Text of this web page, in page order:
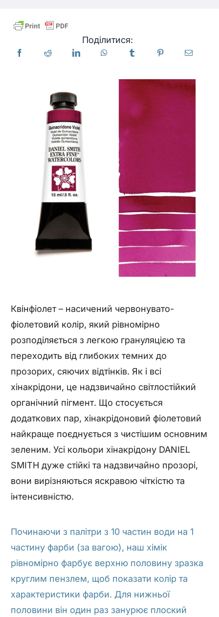
Продукти
Події
Знайти роздрібного продавця
Зв'яжіться з нами
Підписатися
Поділитися:
Квінфіолет – насичений червонувато-
фіолетовий колір, який рівномірно
розподіляється з легкою грануляцією та
переходить від глибоких темних до
прозорих, сяючих відтінків. Як і всі
хінакрідони, це надзвичайно світлостійкий
органічний пігмент. Що стосується
додаткових пар, хінакрідоновий фіолетовий
найкраще поєднується з чистішим основним
зеленим. Усі кольори хінакрідону DANIEL
SMITH дуже стійкі та надзвичайно прозорі,
вони вирізняються яскравою чіткістю та
інтенсивністю.
Починаючи з палітри з 10 частин води на 1
частину фарби (за вагою), наш хімік
рівномірно фарбує верхню половину зразка
круглим пензлем, щоб показати колір та
характеристики фарби. Для нижньої
половини він один раз занурює плоский